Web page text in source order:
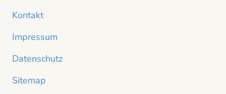
Kontakt
Impressum
Datenschutz
Sitemap